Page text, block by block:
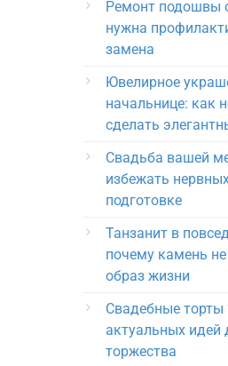
Ремонт подошвы
нужна
замена
Ювелирное
начальнице: как
сделать
Свадьба вашей
избежать
подготовке
Танзанит в
почему камень
образ жизни
Свадебные торты
актуальных идей
торжества